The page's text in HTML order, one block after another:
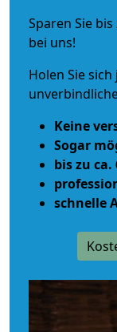
Sparen Sie
bei uns!
Holen Sie
Keine
Sogar
bis zu ca.
schnelle